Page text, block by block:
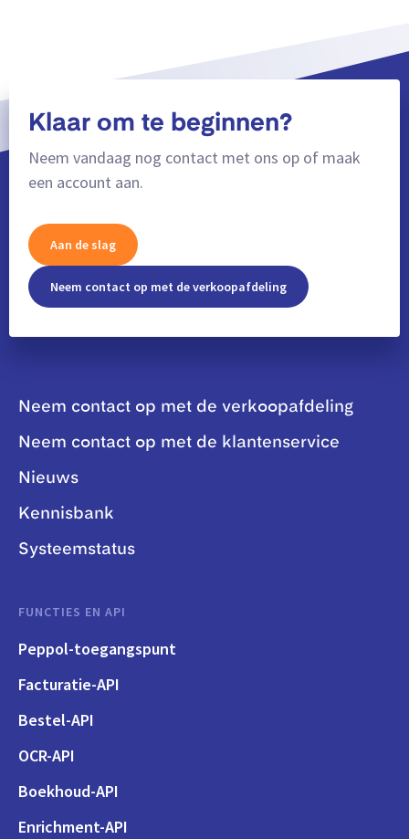
Klaar om te beginnen?
Neem vandaag nog contact met ons op of maak
een account aan.
Aan de slag
Neem contact op met de verkoopafdeling
Neem contact op met de verkoopafdeling
Neem contact op met de klantenservice
Nieuws
Kennisbank
Systeemstatus
FUNCTIES EN API
Peppol-toegangspunt
Facturatie-API
Bestel-API
OCR-API
Boekhoud-API
Enrichment-API